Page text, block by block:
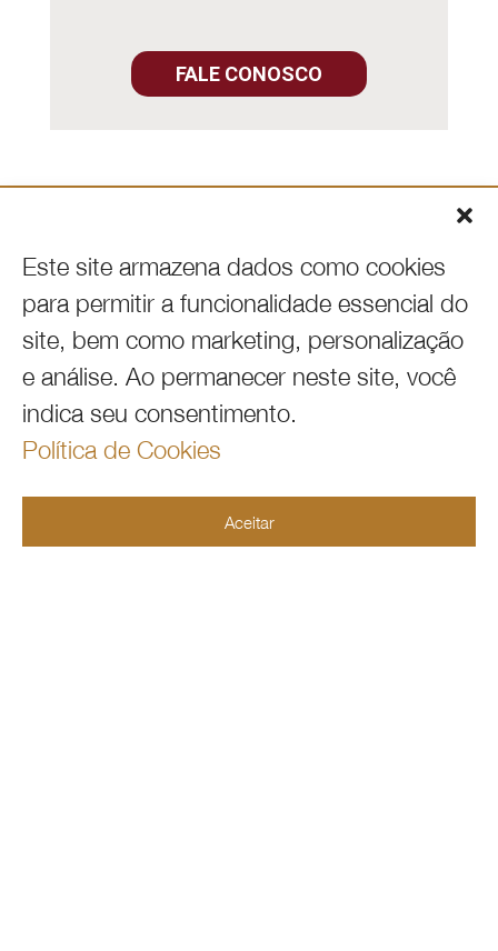
Este site armazena dados como cookies
para permitir a funcionalidade essencial do
site, bem como marketing, personalização
e análise. Ao permanecer neste site, você
indica seu consentimento.
Política de Cookies
Aceitar
FALE CONOSCO
 VOLTAR AO INÍCIO
 954.667.3660
 info@360immigrationlaw.com
10100 West Sample Road, Suite 106
Coral Springs,FL 33065